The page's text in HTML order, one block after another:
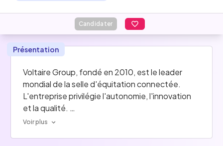
Candidater
Présentation
Voltaire Group, fondé en 2010, est le leader
mondial de la selle d'équitation connectée.
L'entreprise privilégie l'autonomie, l'innovation
et la qualité.
Membre de la FrenchTech mais aussi Entreprise
Voir plus